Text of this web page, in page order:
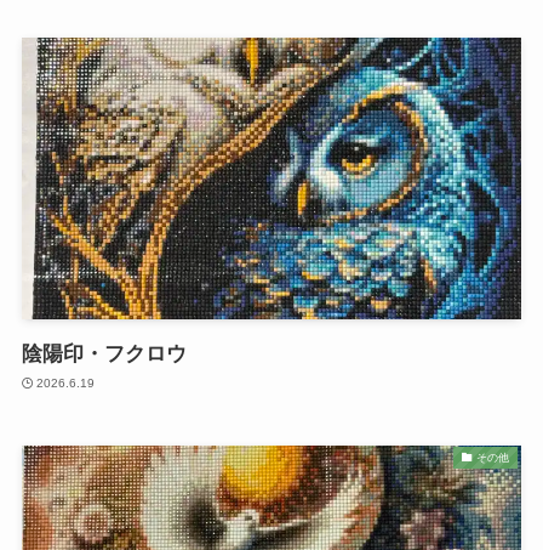
陰陽印・フクロウ
2026.6.19
その他